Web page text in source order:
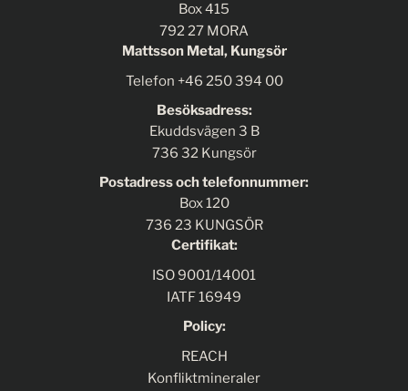
Certifikat:
ISO 9001/14001
IATF 16949
Policy:
REACH
Konfliktmineraler
Box 415
792 27 MORA
Mattsson Metal, Kungsör
Telefon +46 250 394 00
Besöksadress:
Ekuddsvägen 3 B
736 32 Kungsör
Postadress och telefonnummer:
Box 120
736 23 KUNGSÖR